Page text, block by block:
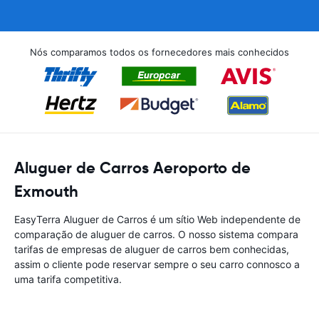
Nós comparamos todos os fornecedores mais conhecidos
Aluguer de Carros Aeroporto de
Exmouth
EasyTerra Aluguer de Carros é um sítio Web independente de
comparação de aluguer de carros. O nosso sistema compara
tarifas de empresas de aluguer de carros bem conhecidas,
assim o cliente pode reservar sempre o seu carro connosco a
uma tarifa competitiva.